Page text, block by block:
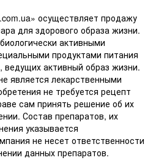
осуществляет продажу
для здорового образа жизни.
активными
продуктами питания
ведущих активный образ жизни.
является лекарственными
не требуется рецепт
сам принять решение об их
Состав препаратов, их
указывается
не несет ответственности
данных препаратов.